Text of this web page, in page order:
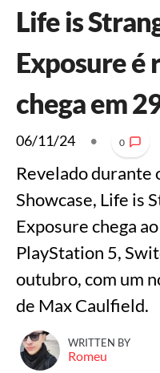
Life is
Exposure é
chega em
06/11/24 • 0
Revelado durante
Showcase, Life is
Exposure chega
PlayStation 5,
outubro, com um
de Max Caulfield.
WRITTEN BY
Romeu